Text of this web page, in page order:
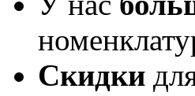
Скидки